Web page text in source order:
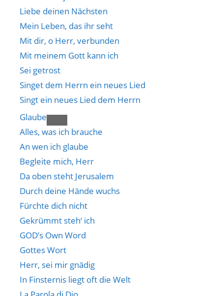
Liebe deinen Nächsten
Mein Leben, das ihr seht
Mit dir, o Herr, verbunden
Mit meinem Gott kann ich
Sei getrost
Singet dem Herrn ein neues Lied
Singt ein neues Lied dem Herrn
Glaube
Alles, was ich brauche
An wen ich glaube
Begleite mich, Herr
Da oben steht Jerusalem
Durch deine Hände wuchs
Fürchte dich nicht
Gekrümmt steh‘ ich
GOD’s Own Word
Gottes Wort
Herr, sei mir gnädig
In Finsternis liegt oft die Welt